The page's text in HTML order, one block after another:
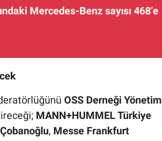
Mercedes-Benz sayısı 468’e
OSS Derneği Yönetim
MANN+HUMMEL Türkiye
, Messe Frankfurt